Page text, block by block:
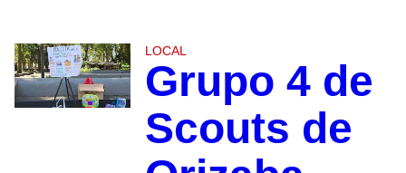
LOCAL
Grupo 4 de
Scouts de